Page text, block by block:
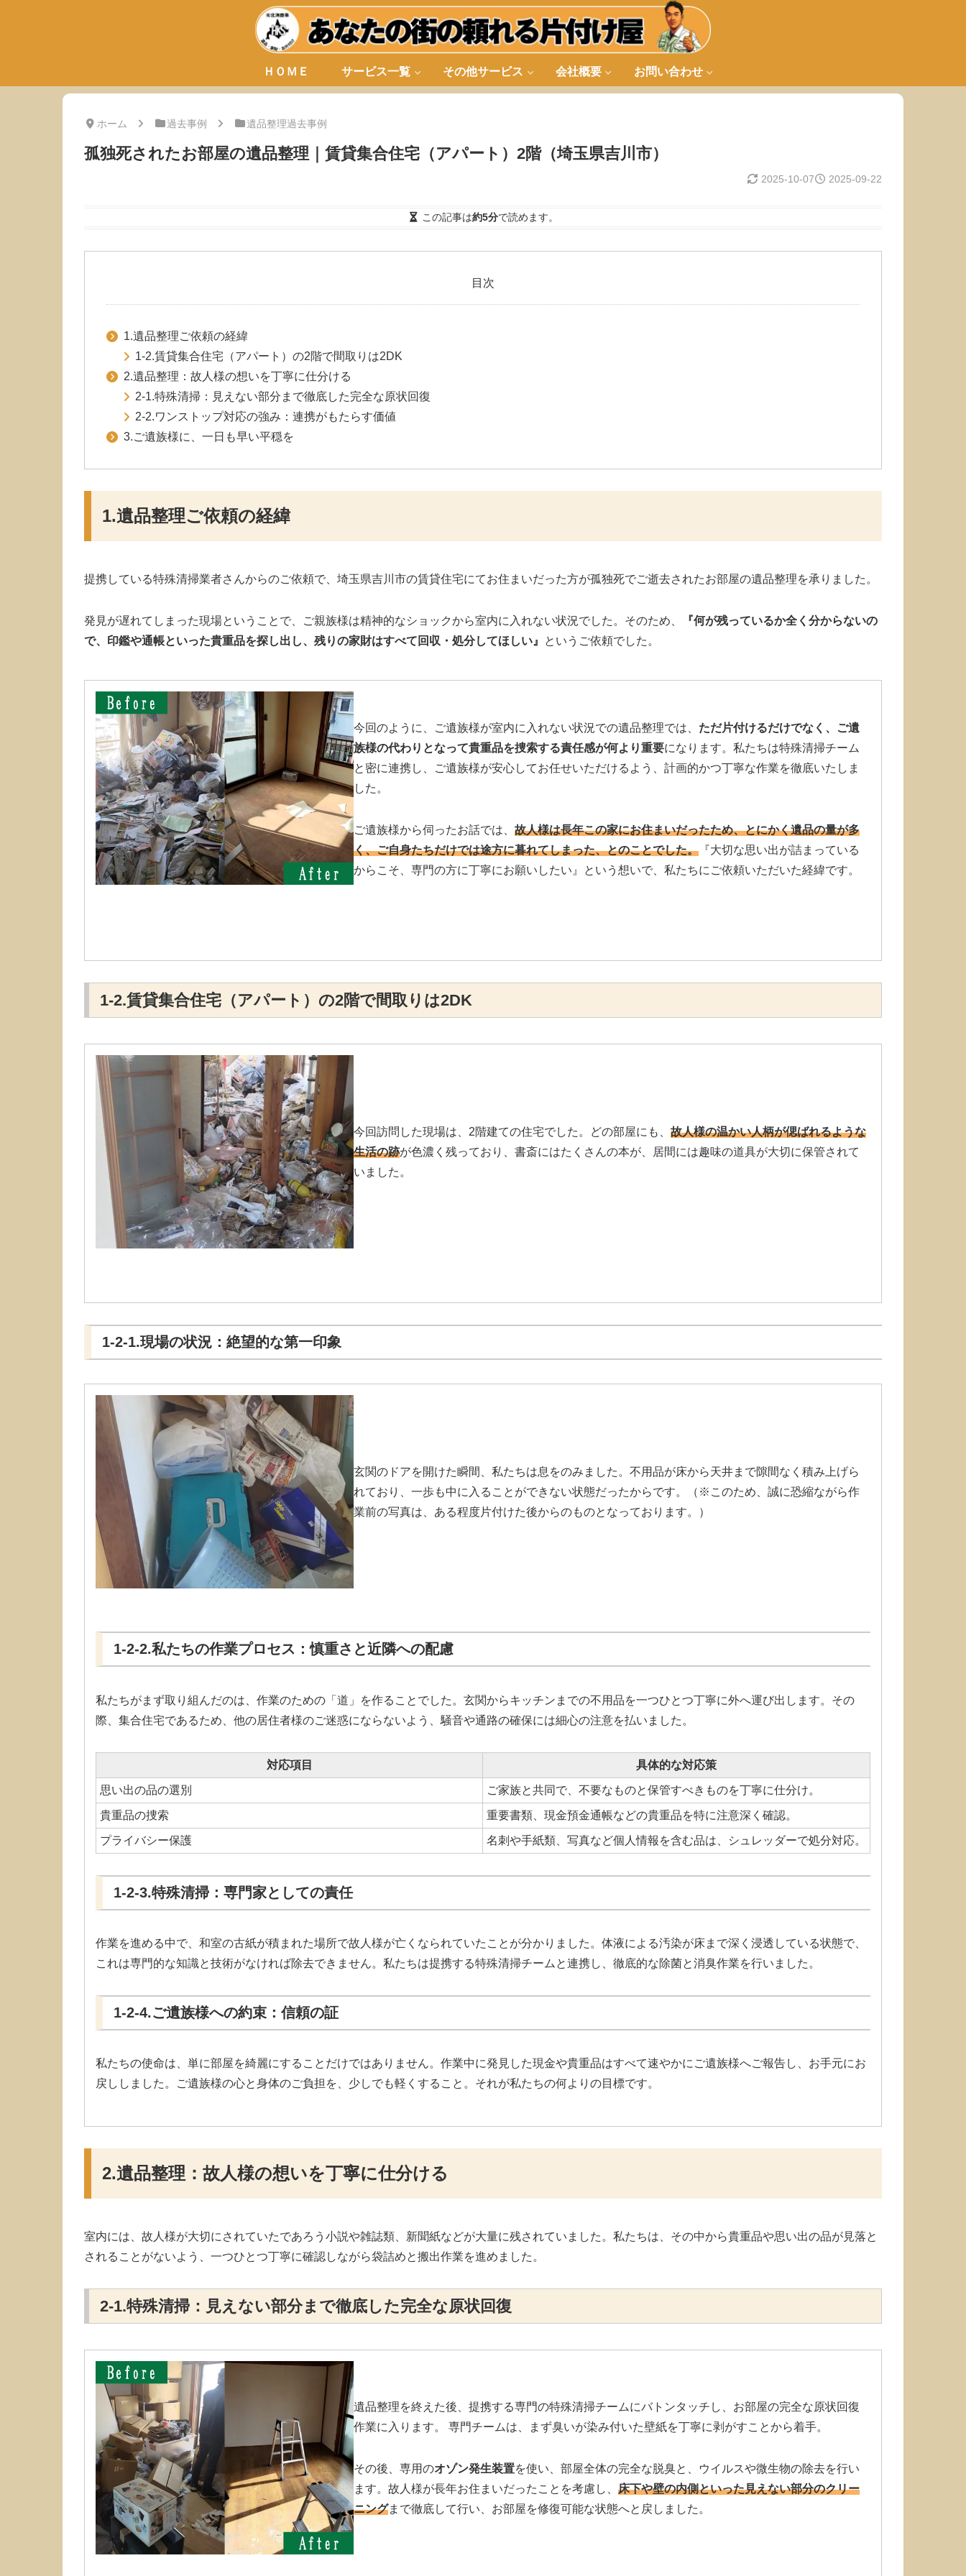
ＨＯＭＥ サービス一覧 その他サービス 会社概要 お問い合わせ
ホーム 過去事例 遺品整理過去事例
孤独死されたお部屋の遺品整理｜賃貸集合住宅（アパート）2階（埼玉県吉川市）
2025-09-22
2025-10-07
この記事は約5分で読めます。
目次
1.遺品整理ご依頼の経緯
1-2.賃貸集合住宅（アパート）の2階で間取りは2DK
2.遺品整理：故人様の想いを丁寧に仕分ける
2-1.特殊清掃：見えない部分まで徹底した完全な原状回復
2-2.ワンストップ対応の強み：連携がもたらす価値
3.ご遺族様に、一日も早い平穏を
1.遺品整理ご依頼の経緯
提携している特殊清掃業者さんからのご依頼で、埼玉県吉川市の賃貸住宅にてお住まいだった方が孤独死でご逝去されたお部屋の遺品整理を承りました。
発見が遅れてしまった現場ということで、ご親族様は精神的なショックから室内に入れない状況でした。そのため、
『何が残っているか全く分からないの
で、印鑑や通帳といった貴重品を探し出し、残りの家財はすべて回収・処分してほしい』
というご依頼でした。
今回のように、ご遺族様が室内に入れない状況での遺品整理では、 ただ片付けるだけでなく、ご遺
族様の代わりとなって貴重品を捜索する責任感が何より重要になります。私たちは特殊清掃チーム
と密に連携し、ご遺族様が安心してお任せいただけるよう、計画的かつ丁寧な作業を徹底いたしま
した。
ご遺族様から伺ったお話では、故人様は長年この家にお住まいだったため、とにかく遺品の量が多
く、ご自身たちだけでは途方に暮れてしまった、とのことでした。 『大切な思い出が詰まっている
からこそ、専門の方に丁寧にお願いしたい』という想いで、私たちにご依頼いただいた経緯です。
1-2.賃貸集合住宅（アパート）の2階で間取りは2DK
今回訪問した現場は、2階建ての住宅でした。どの部屋にも、故人様の温かい人柄が偲ばれるような
生活の跡が色濃く残っており、書斎にはたくさんの本が、居間には趣味の道具が大切に保管されて
いました。
1-2-1.現場の状況：絶望的な第一印象
玄関のドアを開けた瞬間、私たちは息をのみました。不用品が床から天井まで隙間なく積み上げら
れており、一歩も中に入ることができない状態だったからです。（※このため、誠に恐縮ながら作
業前の写真は、ある程度片付けた後からのものとなっております。）
1-2-2.私たちの作業プロセス：慎重さと近隣への配慮
私たちがまず取り組んだのは、作業のための「道」を作ることでした。玄関からキッチンまでの不用品を一つひとつ丁寧に外へ運び出します。その
際、集合住宅であるため、他の居住者様のご迷惑にならないよう、騒音や通路の確保には細心の注意を払いました。
対応項目 具体的な対応策
思い出の品の選別 ご家族と共同で、不要なものと保管すべきものを丁寧に仕分け。
貴重品の捜索 重要書類、現金預金通帳などの貴重品を特に注意深く確認。
プライバシー保護 名刺や手紙類、写真など個人情報を含む品は、シュレッダーで処分対応。
1-2-3.特殊清掃：専門家としての責任
作業を進める中で、和室の古紙が積まれた場所で故人様が亡くなられていたことが分かりました。体液による汚染が床まで深く浸透している状態で、
これは専門的な知識と技術がなければ除去できません。私たちは提携する特殊清掃チームと連携し、徹底的な除菌と消臭作業を行いました。
1-2-4.ご遺族様への約束：信頼の証
私たちの使命は、単に部屋を綺麗にすることだけではありません。作業中に発見した現金や貴重品はすべて速やかにご遺族様へご報告し、お手元にお
戻ししました。ご遺族様の心と身体のご負担を、少しでも軽くすること。それが私たちの何よりの目標です。
2.遺品整理：故人様の想いを丁寧に仕分ける
室内には、故人様が大切にされていたであろう小説や雑誌類、新聞紙などが大量に残されていました。私たちは、その中から貴重品や思い出の品が見落と
されることがないよう、一つひとつ丁寧に確認しながら袋詰めと搬出作業を進めました。
2-1.特殊清掃：見えない部分まで徹底した完全な原状回復
遺品整理を終えた後、提携する専門の特殊清掃チームにバトンタッチし、お部屋の完全な原状回復
作業に入ります。 専門チームは、まず臭いが染み付いた壁紙を丁寧に剥がすことから着手。
その後、専用のオゾン発生装置を使い、部屋全体の完全な脱臭と、ウイルスや微生物の除去を行い
ます。故人様が長年お住まいだったことを考慮し、床下や壁の内側といった見えない部分のクリー
ニングまで徹底して行い、お部屋を修復可能な状態へと戻しました。